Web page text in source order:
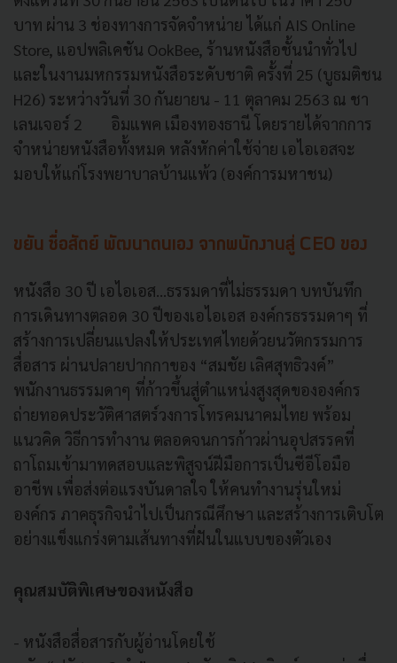
บาท ผ่าน 3 ช่องทางการจัดจำหน่าย ได้แก่ AIS Online
Store, แอปพลิเคชัน OokBee, ร้านหนังสือชั้นนำทั่วไป
และในงานมหกรรมหนังสือระดับชาติ ครั้งที่ 25 (บูธมติชน
H26) ระหว่างวันที่ 30 กันยายน - 11 ตุลาคม 2563 ณ ชา
เลนเจอร์ 2 อิมแพค เมืองทองธานี โดยรายได้จากการ
จำหน่ายหนังสือทั้งหมด หลังหักค่าใช้จ่าย เอไอเอสจะ
มอบให้แก่โรงพยาบาลบ้านแพ้ว (องค์การมหาชน)
ขยัน ซื่อสัตย์ พัฒนาตนเอง จากพนักงานสู่ CEO ของ
หนังสือ 30 ปี เอไอเอส...ธรรมดาที่ไม่ธรรมดา บทบันทึก
การเดินทางตลอด 30 ปีของเอไอเอส องค์กรธรรมดาๆ ที่
สร้างการเปลี่ยนแปลงให้ประเทศไทยด้วยนวัตกรรมการ
สื่อสาร ผ่านปลายปากกาของ “สมชัย เลิศสุทธิวงค์”
พนักงานธรรมดาๆ ที่ก้าวขึ้นสู่ตำแหน่งสูงสุดขององค์กร
ถ่ายทอดประวัติศาสตร์วงการโทรคมนาคมไทย พร้อม
แนวคิด วิธีการทำงาน ตลอดจนการก้าวผ่านอุปสรรคที่
ถาโถมเข้ามาทดสอบและพิสูจน์ฝีมือการเป็นซีอีโอมือ
อาชีพ เพื่อส่งต่อแรงบันดาลใจ ให้คนทำงานรุ่นใหม่
องค์กร ภาคธุรกิจนำไปเป็นกรณีศึกษา และสร้างการเติบโต
อย่างแข็งแกร่งตามเส้นทางที่ฝันในแบบของตัวเอง
คุณสมบัติพิเศษของหนังสือ
- หนังสือสื่อสารกับผู้อ่านโดยใช้